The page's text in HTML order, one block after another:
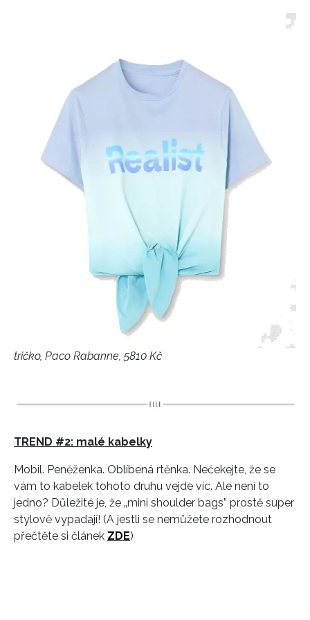
tričko, Paco Rabanne, 5810 Kč
TREND #2: malé kabelky
Mobil. Peněženka. Oblíbená rtěnka. Nečekejte, že se
vám to kabelek tohoto druhu vejde víc. Ale není to
jedno? Důležité je, že „mini shoulder bags” prostě super
stylově vypadají! (A jestli se nemůžete rozhodnout
přečtěte si článek ZDE)